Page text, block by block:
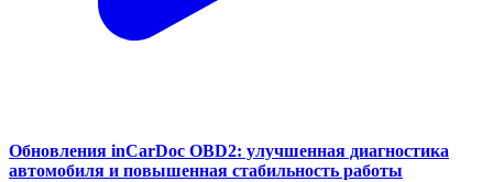
Обновления inCarDoc OBD2: улучшенная диагностика
автомобиля и повышенная стабильность работы